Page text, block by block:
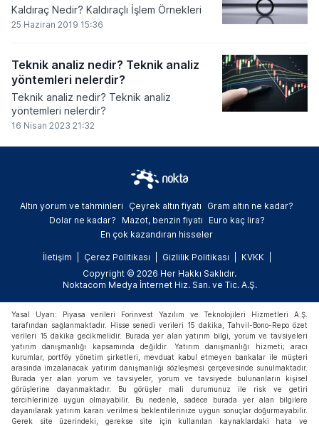
Kaldıraç Nedir? Kaldıraçlı İşlem Örnekleri
25 Haziran 2019 15:36
Teknik analiz nedir? Teknik analiz
yöntemleri nelerdir?
Teknik analiz nedir? Teknik analiz
yöntemleri nelerdir?
16 Nisan 2023 21:32
Altın yorum ve tahminleri Çeyrek altın fiyatı
Gram altın ne kadar?
Dolar ne kadar?
Mazot, benzin fiyatı
Euro kaç lira?
En çok kazandıran hisseler
İletişim Çerez Politikası Gizlilik Politikası
KVKK
Copyright © 2026 Her Hakkı Saklıdır.
Noktacom Medya İnternet Hiz. San. ve Tic. A.Ş.
Yasal Uyarı: Piyasa verileri Forinvest Yazılım ve Teknolojileri Hizmetleri A.Ş.
tarafından sağlanmaktadır. Hisse senedi verileri 15 dakika, Tahvil-Bono-Repo özet
verileri 15 dakika gecikmelidir. Burada yer alan yatırım bilgi, yorum ve tavsiyeleri
yatırım danışmanlığı kapsamında değildir. Yatırım danışmanlığı hizmeti; aracı
kurumlar, portföy yönetim şirketleri, mevduat kabul etmeyen bankalar ile müşteri
arasında imzalanacak yatırım danışmanlığı sözleşmesi çerçevesinde sunulmaktadır.
Burada yer alan yorum ve tavsiyeler, yorum ve tavsiyede bulunanların kişisel
görüşlerine dayanmaktadır. Bu görüşler mali durumunuz ile risk ve getiri
tercihlerinize uygun olmayabilir. Bu nedenle, sadece burada yer alan bilgilere
dayanılarak yatırım kararı verilmesi beklentilerinize uygun sonuçlar doğurmayabilir.
Gerek site üzerindeki, gerekse site için kullanılan kaynaklardaki hata ve